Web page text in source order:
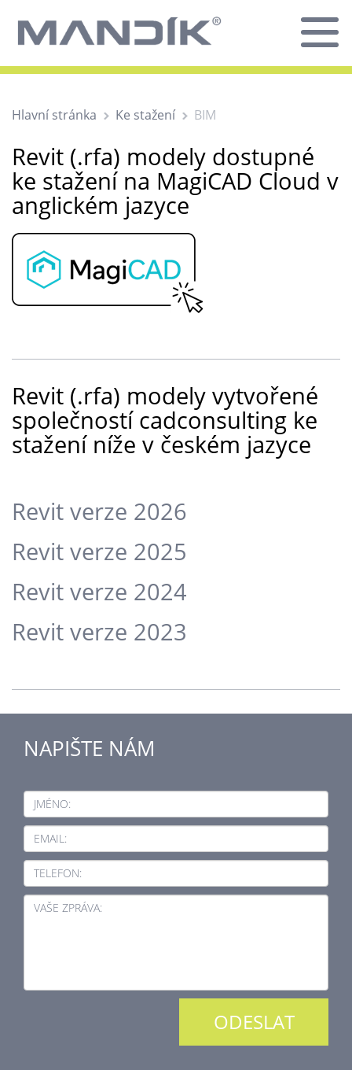
Hlavní stránka Ke stažení BIM
Revit (.rfa) modely dostupné
ke stažení na MagiCAD Cloud v
anglickém jazyce
Revit (.rfa) modely vytvořené
společností cadconsulting ke
stažení níže v českém jazyce
Revit verze 2026
Revit verze 2025
Revit verze 2024
Revit verze 2023
NAPIŠTE NÁM
JMÉNO:
EMAIL:
TELEFON:
VAŠE ZPRÁVA: